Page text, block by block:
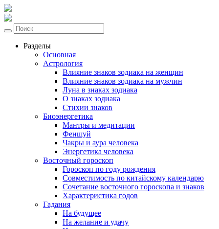
Разделы
Основная
Астрология
Влияние знаков зодиака на женщин
Влияние знаков зодиака на мужчин
Луна в знаках зодиака
О знаках зодиака
Стихии знаков
Биоэнергетика
Мантры и медитации
Феншуй
Чакры и аура человека
Энергетика человека
Восточный гороскоп
Гороскоп по году рождения
Совместимость по китайскому календарю
Сочетание восточного гороскопа и знаков
Характеристика годов
Гадания
На будущее
На желание и удачу